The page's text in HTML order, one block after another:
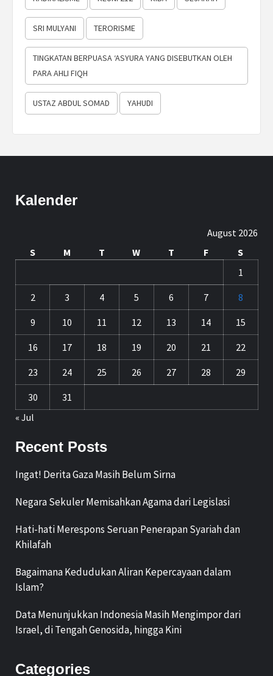
SRI MULYANI TERORISME
TINGKATAN BERPUASA ‘ASYURA YANG DISEBUTKAN OLEH
PARA AHLI FIQH
USTAZ ABDUL SOMAD YAHUDI
Kalender
August 2026
S
M T W T F
S
1
2 3 4 5 6 7 8
9 10 11 12 13 14 15
16 17 18 19 20 21 22
23 24 25 26 27 28 29
30
31
« Jul
Recent Posts
Ingat! Derita Gaza Masih Belum Sirna
Negara Sekuler Memisahkan Agama dari Legislasi
Hati-hati Merespons Seruan Penerapan Syariah dan
Khilafah
Bagaimana Kedudukan Aliran Kepercayaan dalam
Islam?
Data Menunjukkan Indonesia Masih Mengimpor dari
Israel, di Tengah Genosida, hingga Kini
Categories